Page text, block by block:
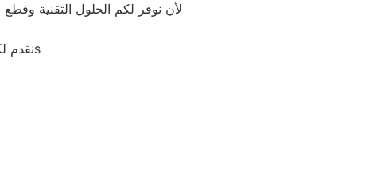
لأن نوفر لكم الحلول التقنية
نقدم لكم خدمة مريحة تجمع بين الجودة والسرعة والاسعار المحددة وضمان مابعد الاصلاح ونجنبكم التجارب السيئة التي تهدر الوقت والمالs